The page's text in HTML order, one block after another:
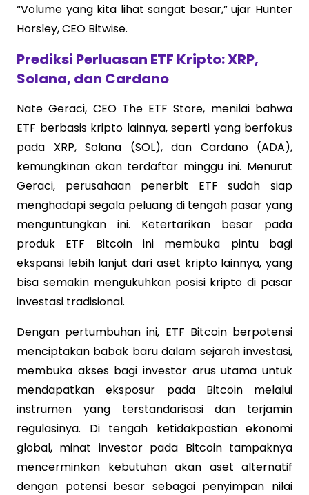
“Volume yang kita lihat sangat besar,” ujar Hunter
Horsley, CEO Bitwise.
Prediksi Perluasan ETF Kripto: XRP,
Solana, dan Cardano
Nate Geraci, CEO The ETF Store, menilai bahwa
ETF berbasis kripto lainnya, seperti yang berfokus
pada XRP, Solana (SOL), dan Cardano (ADA),
kemungkinan akan terdaftar minggu ini. Menurut
Geraci, perusahaan penerbit ETF sudah siap
menghadapi segala peluang di tengah pasar yang
menguntungkan ini. Ketertarikan besar pada
produk ETF Bitcoin ini membuka pintu bagi
ekspansi lebih lanjut dari aset kripto lainnya, yang
bisa semakin mengukuhkan posisi kripto di pasar
investasi tradisional.
Dengan pertumbuhan ini, ETF Bitcoin berpotensi
menciptakan babak baru dalam sejarah investasi,
membuka akses bagi investor arus utama untuk
mendapatkan eksposur pada Bitcoin melalui
instrumen yang terstandarisasi dan terjamin
regulasinya. Di tengah ketidakpastian ekonomi
global, minat investor pada Bitcoin tampaknya
mencerminkan kebutuhan akan aset alternatif
dengan potensi besar sebagai penyimpan nilai